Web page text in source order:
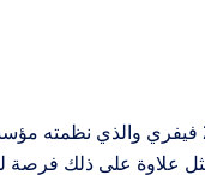
تطرق المنتدى الخامس لترقية السلم
علاوة على ذلك فرصة